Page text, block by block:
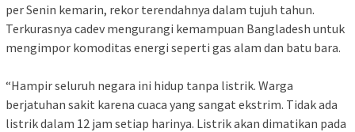
per Senin kemarin, rekor terendahnya dalam tujuh tahun.
Terkurasnya cadev mengurangi kemampuan Bangladesh untuk
mengimpor komoditas energi seperti gas alam dan batu bara.
“Hampir seluruh negara ini hidup tanpa listrik. Warga
berjatuhan sakit karena cuaca yang sangat ekstrim. Tidak ada
listrik dalam 12 jam setiap harinya. Listrik akan dimatikan pada